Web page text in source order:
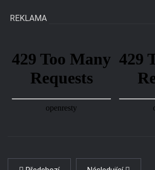
REKLAMA